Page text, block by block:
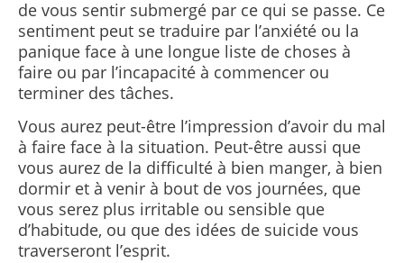
de vous sentir submergé par ce qui se passe. Ce
sentiment peut se traduire par l’anxiété ou la
panique face à une longue liste de choses à
faire ou par l’incapacité à commencer ou
terminer des tâches.
Vous aurez peut-être l’impression d’avoir du mal
à faire face à la situation. Peut-être aussi que
vous aurez de la difficulté à bien manger, à bien
dormir et à venir à bout de vos journées, que
vous serez plus irritable ou sensible que
d’habitude, ou que des idées de suicide vous
traverseront l’esprit.